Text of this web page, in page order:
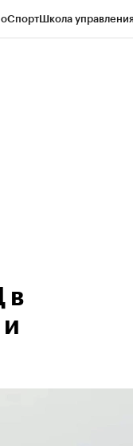
СпортШкола
в